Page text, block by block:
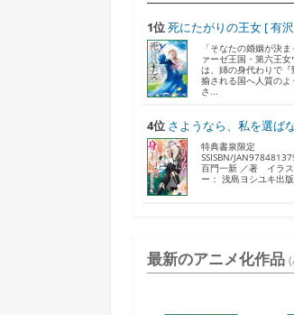
1位 死にたがりの王女 [ 有
「そなたの婚姻が決
ァーゼ王国・第六王女
は、姉の身代わりで『
揄される国へ人質のよ
さ...
4位 さようなら、私を選ば
特典書泉限定
SSISBN/
百門一新 ／著 イラス
ー： 浅島ヨシユキ出
最新のアニメ化作品